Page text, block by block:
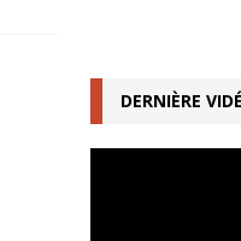
DERNIÈRE